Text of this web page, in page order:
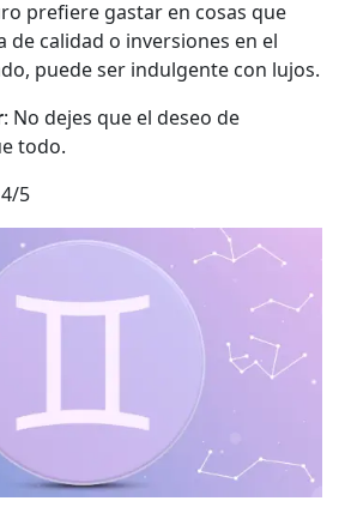
prefiere gastar en cosas que
de calidad o inversiones en el
puede ser indulgente con lujos.
: No dejes que el deseo de
todo.
4/5